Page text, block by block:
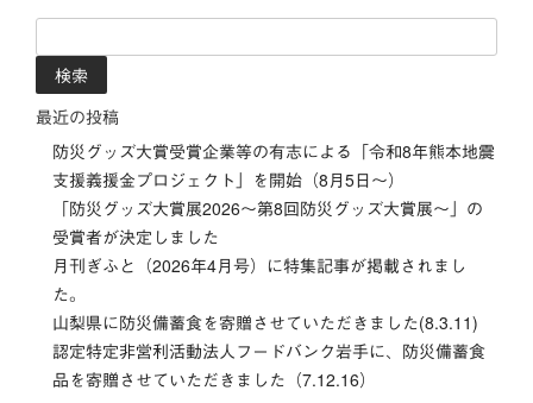
ビ
ゲ
ー
シ
ョ
ン
索:
最近の投稿
防災グッズ大賞受賞企業等の有志による「令和8年熊本地震
支援義援金プロジェクト」を開始（8月5日～）
「防災グッズ⼤賞展2026〜第8回防災グッズ⼤賞展〜」の
受賞者が決定しました
月刊ぎふと（2026年4月号）に特集記事が掲載されまし
た。
山梨県に防災備蓄食を寄贈させていただきました(8.3.11)
認定特定非営利活動法人フードバンク岩手に、防災備蓄食
品を寄贈させていただきました（7.12.16）